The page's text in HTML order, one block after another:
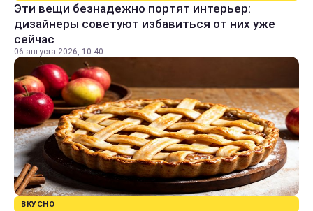
Эти вещи безнадежно портят интерьер:
дизайнеры советуют избавиться от них уже
сейчас
06 августа 2026, 10:40
ВКУСНО